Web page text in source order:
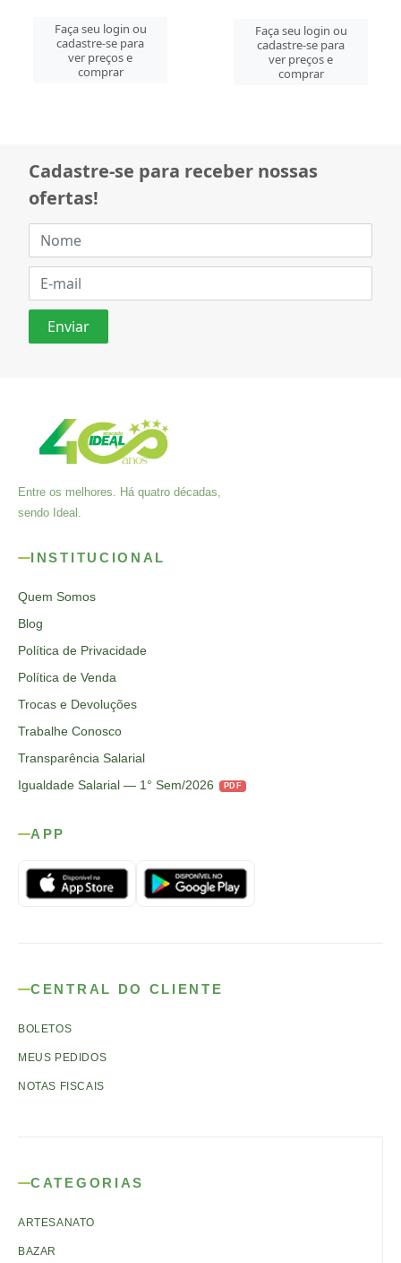
Faça seu login ou
cadastre-se para
ver preços e
comprar
Faça seu login ou
cadastre-se para
ver preços e
comprar
Cadastre-se para receber nossas
ofertas!
Entre os melhores. Há quatro décadas,
sendo Ideal.
INSTITUCIONAL
Quem Somos
Blog
Política de Privacidade
Política de Venda
Trocas e Devoluções
Trabalhe Conosco
Transparência Salarial
Igualdade Salarial — 1° Sem/2026
PDF
APP
CENTRAL DO CLIENTE
BOLETOS
MEUS PEDIDOS
NOTAS FISCAIS
CATEGORIAS
ARTESANATO
BAZAR